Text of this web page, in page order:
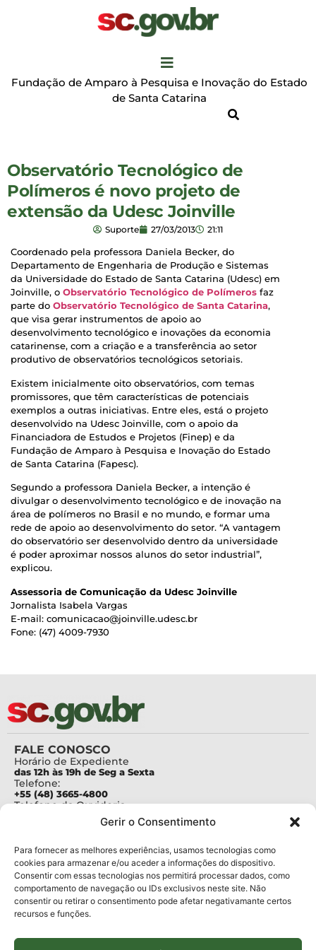
Gerir o Consentimento
Para fornecer as melhores experiências, usamos tecnologias como
cookies para armazenar e/ou aceder a informações do dispositivo.
Consentir com essas tecnologias nos permitirá processar dados, como
comportamento de navegação ou IDs exclusivos neste site. Não
consentir ou retirar o consentimento pode afetar negativamante certos
recursos e funções.
Fundação de Amparo à Pesquisa e Inovação do Estado
de Santa Catarina
Observatório Tecnológico de
Polímeros é novo projeto de
extensão da Udesc Joinville
Suporte 27/03/2013 21:11
Coordenado pela professora Daniela Becker, do
Departamento de Engenharia de Produção e Sistemas
da Universidade do Estado de Santa Catarina (Udesc) em
Joinville, o Observatório Tecnológico de Polímeros faz
parte do Observatório Tecnológico de Santa Catarina,
que visa gerar instrumentos de apoio ao
desenvolvimento tecnológico e inovações da economia
catarinense, com a criação e a transferência ao setor
produtivo de observatórios tecnológicos setoriais.
Existem inicialmente oito observatórios, com temas
promissores, que têm características de potenciais
exemplos a outras iniciativas. Entre eles, está o projeto
desenvolvido na Udesc Joinville, com o apoio da
Financiadora de Estudos e Projetos (Finep) e da
Fundação de Amparo à Pesquisa e Inovação do Estado
de Santa Catarina (Fapesc).
Segundo a professora Daniela Becker, a intenção é
divulgar o desenvolvimento tecnológico e de inovação na
área de polímeros no Brasil e no mundo, e formar uma
rede de apoio ao desenvolvimento do setor. “A vantagem
do observatório ser desenvolvido dentro da universidade
é poder aproximar nossos alunos do setor industrial”,
explicou.
Assessoria de Comunicação da Udesc Joinville
Jornalista Isabela Vargas
E-mail: comunicacao@joinville.udesc.br
Fone: (47) 4009-7930
FALE CONOSCO
Horário de Expediente
das 12h às 19h de Seg a Sexta
Telefone:
+55 (48) 3665-4800
Telefone da Ouvidoria
Para assuntos relacionados à Pesquisa
pesquisa@fapesc.sc.gov.br
Para assuntos relacionados à Inovação
inovacao@fapesc.sc.gov.br
Para assuntos relacionados à Bolsas
bolsas@fapesc.sc.gov.br
Para assuntos relacionados à Prestação de Contas
Para assuntos relacionados à Plataforma